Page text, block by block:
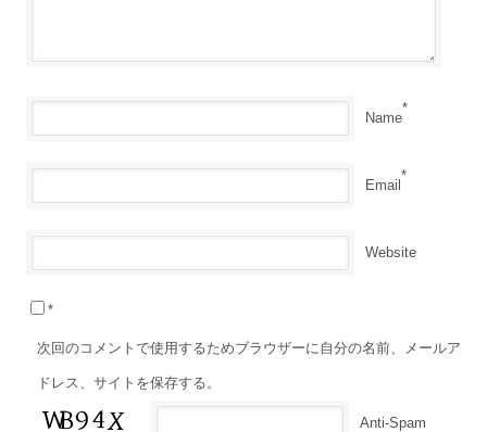
Name
*
Email
*
Website
次回のコメントで使用するためブラウザーに自分の名前、メールア
ドレス、サイトを保存する。
Anti-Spam
*